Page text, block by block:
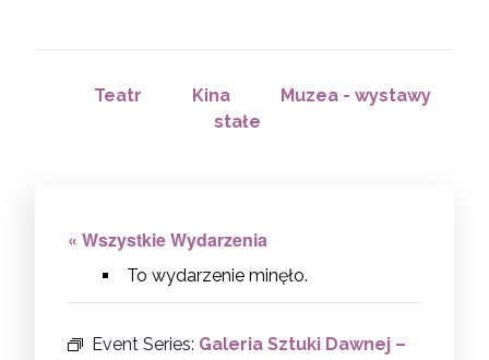
Teatr Kina
Muzea - wystawy
stałe
« Wszystkie Wydarzenia
To wydarzenie minęło.
Event Series: Galeria Sztuki Dawnej –